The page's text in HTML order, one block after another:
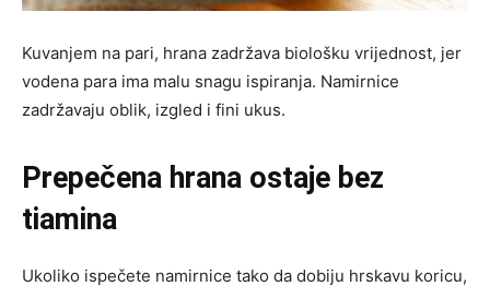
Kuvanjem na pari, hrana zadržava biološku vrijednost, jer
vodena para ima malu snagu ispiranja. Namirnice
zadržavaju oblik, izgled i fini ukus.
Prepečena hrana ostaje bez
tiamina
Ukoliko ispečete namirnice tako da dobiju hrskavu koricu,